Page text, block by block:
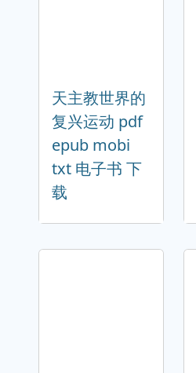
天主教世界的
复兴运动 pdf
epub mobi
txt 电子书 下
载